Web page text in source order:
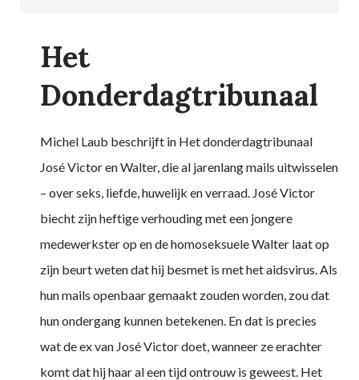
Het
Donderdagtribunaal
Michel Laub beschrijft in Het donderdagtribunaal
José Victor en Walter, die al jarenlang mails uitwisselen
– over seks, liefde, huwelijk en verraad. José Victor
biecht zijn heftige verhouding met een jongere
medewerkster op en de homoseksuele Walter laat op
zijn beurt weten dat hij besmet is met het aidsvirus. Als
hun mails openbaar gemaakt zouden worden, zou dat
hun ondergang kunnen betekenen. En dat is precies
wat de ex van José Victor doet, wanneer ze erachter
komt dat hij haar al een tijd ontrouw is geweest. Het